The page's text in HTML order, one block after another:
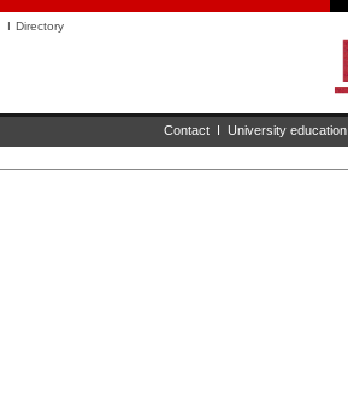
I Directory
Contact I University education